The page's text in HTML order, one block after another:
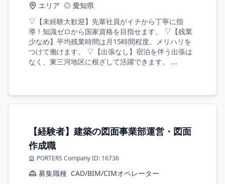
エリア ◎ 愛知県
▽【未経験大歓迎】先輩社員がイチから丁寧に指
導！知識ゼロから国家資格を目指せます。 ▽【残業
少なめ】平均残業時間は月15時間程度。メリハリを
つけて働けます。 ▽【出張なし】宿泊を伴う出張は
なく、東三河地区に根ざして活躍できます。 ...
【経験者】建築の図面事業部運営・図面
作成職
PORTERS Company ID: 16736
募集職種 CAD/BIM/CIMオペレーター